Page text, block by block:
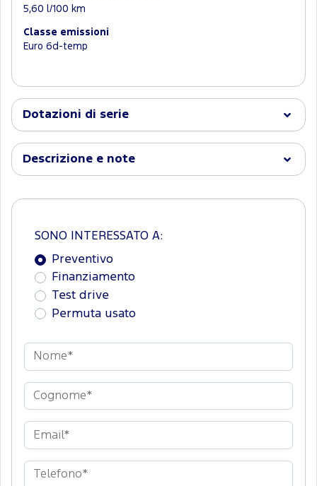
5,60 l/100 km
Classe emissioni
Euro 6d-temp
Dotazioni di serie
Descrizione e note
SONO INTERESSATO A:
Preventivo
Finanziamento
Test drive
Permuta usato